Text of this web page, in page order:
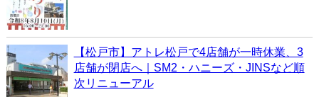
【松戸市】アトレ松戸で4店舗が一時休業、3
店舗が閉店へ｜SM2・ハニーズ・JINSなど順
次リニューアル